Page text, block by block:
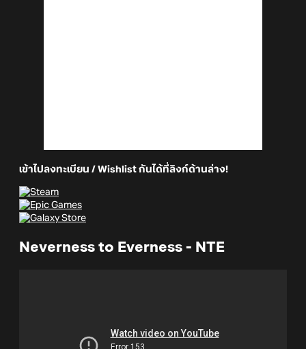
เข้าไปลงทะเบียน / Wishlist กันได้ที่ลิงก์ด้านล่าง!
Neverness to Everness - NTE